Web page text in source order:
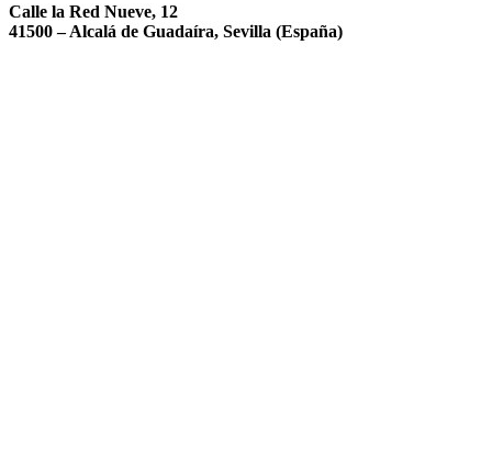
Calle la Red Nueve, 12
41500 – Alcalá de Guadaíra, Sevilla (España)